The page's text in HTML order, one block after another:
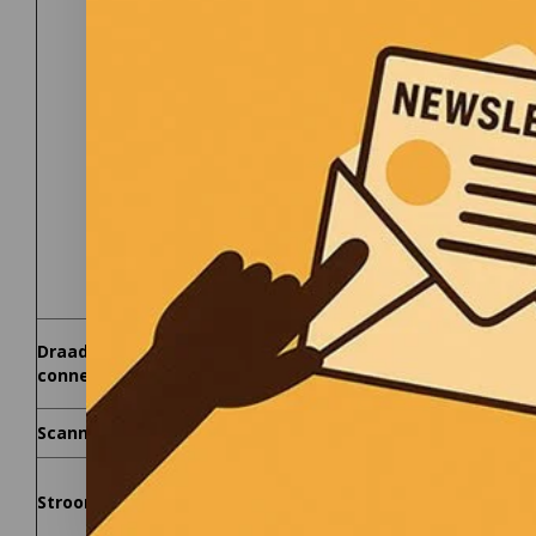
Optioneel toetsenbord dock:
USB 3.2 Gen 1 Type-A X3
Display port 1.2
Serial port (9-pin; D-sub)
Optional: RF antenna
Draadloze
connectiviteit:
Wi-Fi 6 AX201, 802.11ax,
Optioneel:4G LTE mobile broadband
Scanner/reader:
Smart card reader of HF
Stroom: